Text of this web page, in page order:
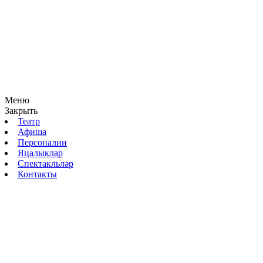
Меню
Закрыть
Театр
Афиша
Персоналии
Яңалыклар
Спектакльләр
Контакты